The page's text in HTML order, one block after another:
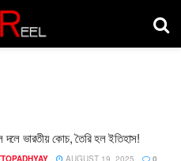
দলে ভারতীয় কোচ, তৈরি হল ইতিহাস!
AUGUST 19, 2025 0